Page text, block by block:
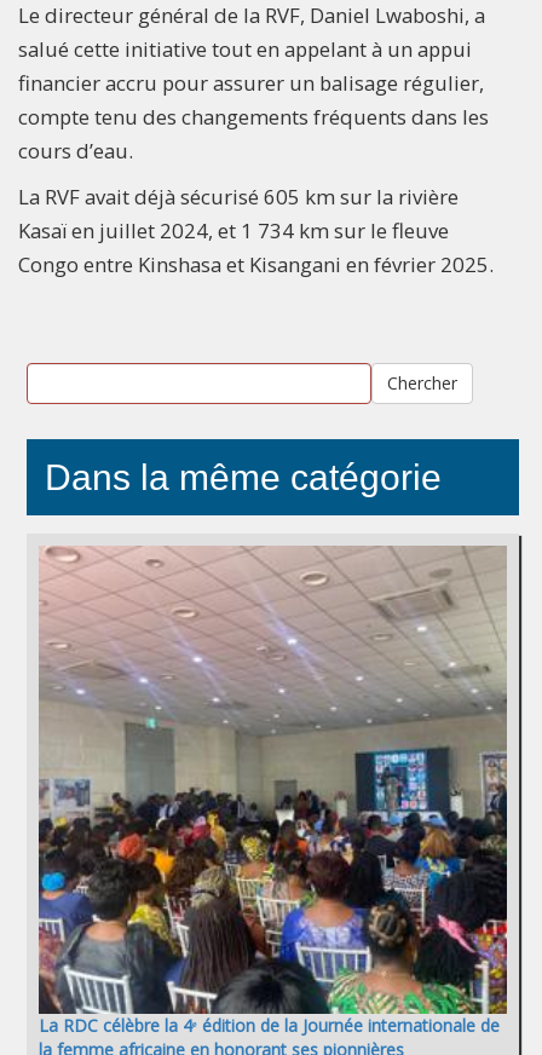
Le directeur général de la RVF, Daniel Lwaboshi, a
salué cette initiative tout en appelant à un appui
financier accru pour assurer un balisage régulier,
compte tenu des changements fréquents dans les
cours d’eau.
La RVF avait déjà sécurisé 605 km sur la rivière
Kasaï en juillet 2024, et 1 734 km sur le fleuve
Congo entre Kinshasa et Kisangani en février 2025.
Chercher
Dans la même catégorie
La RDC célèbre la 4ᵉ édition de la Journée internationale de
la femme africaine en honorant ses pionnières